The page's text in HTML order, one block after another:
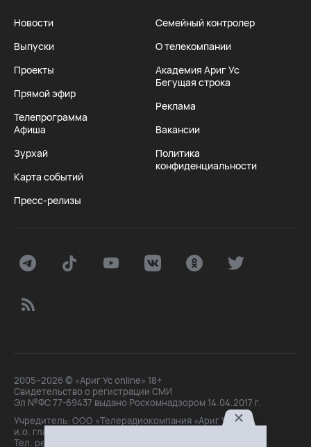
Новости
Выпуски
Проекты
Прямой эфир
Телепрограмма
Афиша
Зурхай
Карта событий
Пресс-релизы
Семейный контролер
О телекомпании
Академия Ариг Ус
Бегущая строка
Реклама
Вакансии
Политика
конфиденциальности
2005–2026 © «Ариг Ус online» 18+
Свидетельство о регистрации СМИ
Эл №ФС 77-69437 выдано Роскомнадзором 14.04.2017 г.
Учредитель: ООО «Телерадиокомпания «Ариг Ус»,
и.о. главного редактора: Маханова О.Б.
Тел. peдakции: +7(3012)21-30-14,